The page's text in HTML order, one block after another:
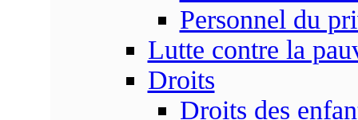
Personnel du
Lutte contre la
Droits
Droits des